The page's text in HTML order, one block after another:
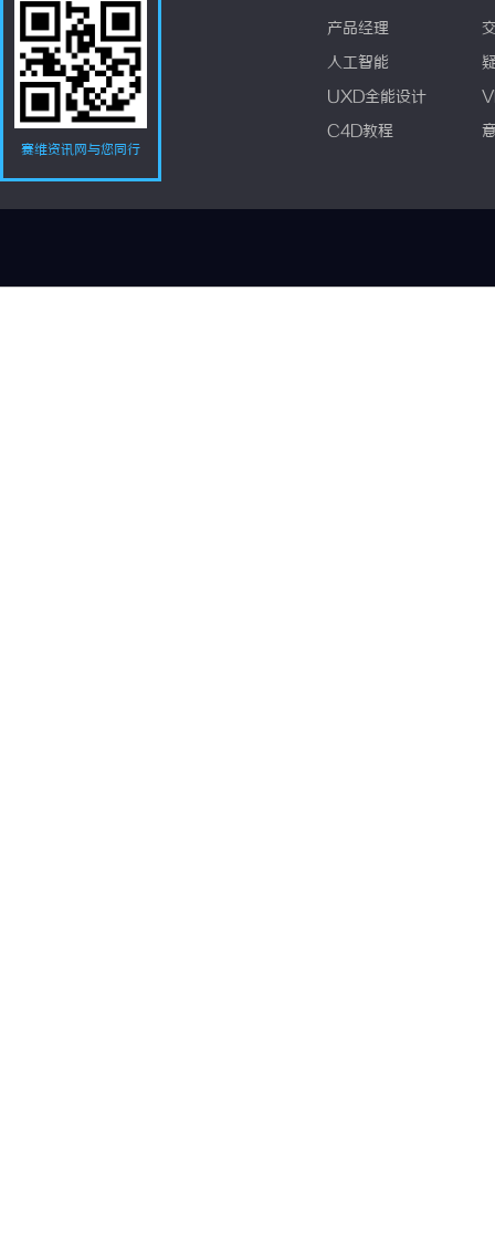
赛维资讯网与您同行
产品经理
人工智能
UXD全能设计
C4D教程